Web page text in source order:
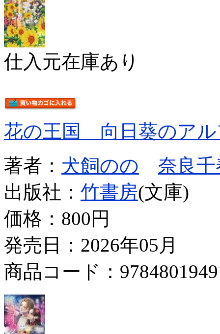
仕入元在庫あり
花の王国 向日葵のアル
著者： 犬飼のの
奈良千
出版社： 竹書房(文庫)
価格： 800円
発売日：2026年05月
商品コード：